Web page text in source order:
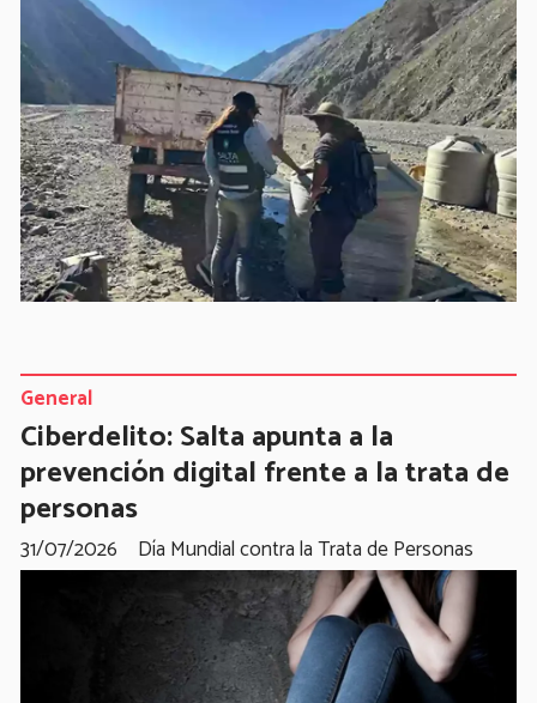
Ciberdelito: Salta apunta a la
prevención digital frente a la trata de
personas
Día Mundial contra la Trata de Personas
General
31/07/2026